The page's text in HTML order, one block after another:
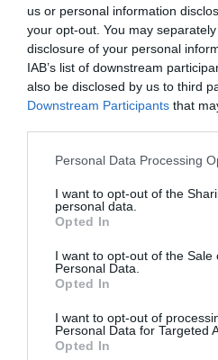
us or personal information
your opt-out. You may
disclosure of your personal
IAB’s list of downstream
also be disclosed by us to third
Downstream Participants that
Please note that this website/
not limited to your visit or usage
grant or deny consent to Google
use your data for below
consent section.
Personal Data Processing
I want to opt-out of the
personal data.
Opted In
I want to opt-out of the Sale
Personal Data.
Opted In
I want to opt-out of
Personal Data for Targeted
Opted In
Megosztás: